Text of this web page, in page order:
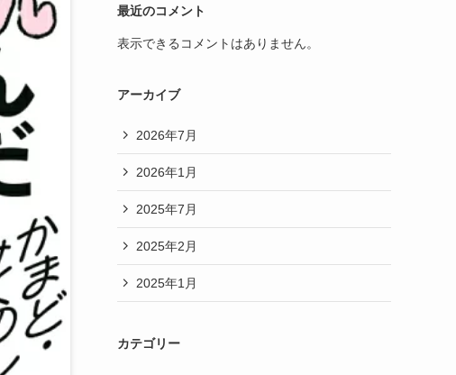
最近のコメント
表示できるコメントはありません。
アーカイブ
2026年7月
2026年1月
2025年7月
2025年2月
2025年1月
カテゴリー